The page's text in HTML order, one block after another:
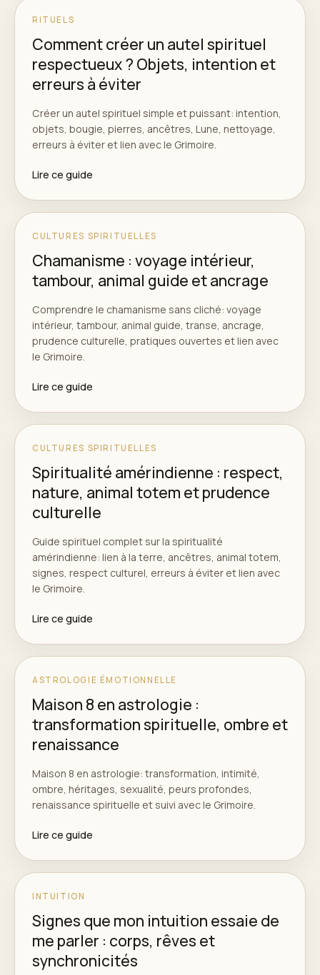
RITUELS
Comment créer un autel spirituel
respectueux ? Objets, intention et
erreurs à éviter
Créer un autel spirituel simple et puissant: intention,
objets, bougie, pierres, ancêtres, Lune, nettoyage,
erreurs à éviter et lien avec le Grimoire.
Lire ce guide
CULTURES SPIRITUELLES
Chamanisme : voyage intérieur,
tambour, animal guide et ancrage
Comprendre le chamanisme sans cliché: voyage
intérieur, tambour, animal guide, transe, ancrage,
prudence culturelle, pratiques ouvertes et lien avec
le Grimoire.
Lire ce guide
CULTURES SPIRITUELLES
Spiritualité amérindienne : respect,
nature, animal totem et prudence
culturelle
Guide spirituel complet sur la spiritualité
amérindienne: lien à la terre, ancêtres, animal totem,
signes, respect culturel, erreurs à éviter et lien avec
le Grimoire.
Lire ce guide
ASTROLOGIE ÉMOTIONNELLE
Maison 8 en astrologie :
transformation spirituelle, ombre et
renaissance
Maison 8 en astrologie: transformation, intimité,
ombre, héritages, sexualité, peurs profondes,
renaissance spirituelle et suivi avec le Grimoire.
Lire ce guide
INTUITION
Signes que mon intuition essaie de
me parler : corps, rêves et
synchronicités